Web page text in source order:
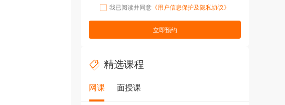
我已阅读并同意 《用户信息保护及隐私协议》
立即预约
精选课程
网课 面授课